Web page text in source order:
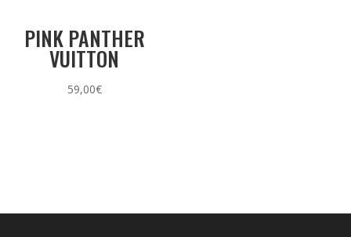
PINK PANTHER
VUITTON
59,00€